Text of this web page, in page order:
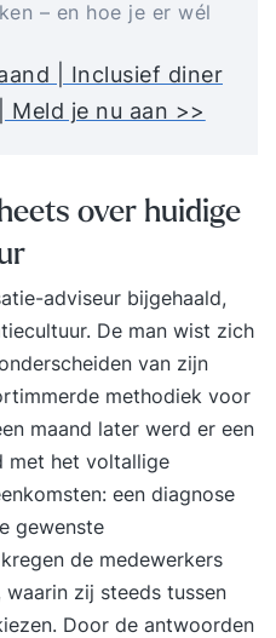
– en hoe je er wél
| Inclusief diner
Meld je nu aan >>
over huidige
adviseur bijgehaald,
De man wist zich
van zijn
methodiek voor
maand later werd er een
met het voltallige
een diagnose
gewenste
de medewerkers
zij steeds tussen
Door de antwoorden